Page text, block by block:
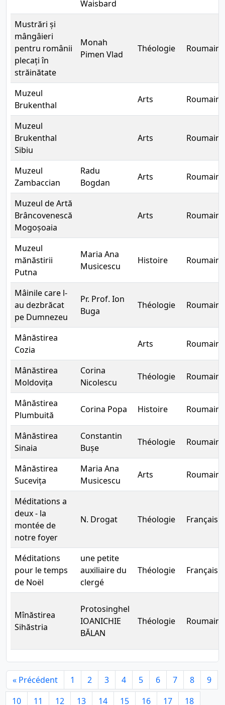
Waisbard
Mustrări și
mângâieri
pentru românii
plecați în
străinătate
Monah
Pimen Vlad
Théologie Roumain
Muzeul
Brukenthal
Arts Roumain
Muzeul
Brukenthal
Sibiu
Arts Roumain
Muzeul
Zambaccian
Radu
Bogdan
Arts Roumain
Muzeul de Artă
Brâncovenescă
Mogoșoaia
Arts Roumain
Muzeul
mănăstirii
Putna
Maria Ana
Musicescu
Histoire Roumain
Mâinile care l-
au dezbrăcat
pe Dumnezeu
Pr. Prof. Ion
Buga
Théologie Roumain
Mânăstirea
Cozia
Arts Roumain
Mânăstirea
Moldovița
Corina
Nicolescu
Théologie Roumain
Mânăstirea
Plumbuită
Corina Popa Histoire Roumain
Mânăstirea
Sinaia
Constantin
Bușe
Théologie Roumain
Mânăstirea
Sucevița
Maria Ana
Musicescu
Arts Roumain
Méditations a
deux - la
montée de
notre foyer
N. Drogat Théologie Français
Méditations
pour le temps
de Noël
une petite
auxiliaire du
clergé
Théologie Français
Mînăstirea
Sihăstria
Protosinghel
IOANICHIE
BĂLAN
Théologie Roumain
« Précédent 1 2 3 4 5 6 7 8
9
10
11 12 13 14 15 16 17 18